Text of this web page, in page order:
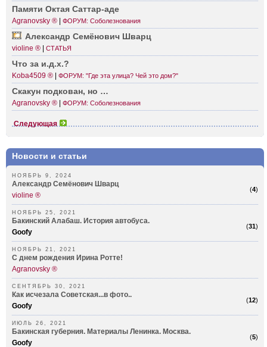
Памяти Октая Сатта­р-аде
Agranovsky ® ФОРУМ: Соболезнования
Александр Семёнович Шварц
violine ® СТАТЬЯ
Что за и.д.х.?
Koba4509 ® ФОРУМ: "Где эта улица? Чей это дом?"
Скакун подкован, но …
Agranovsky ® ФОРУМ: Соболезнования
Следующая
Новости и статьи
НОЯБРЬ 9, 2024
(4)
Александр Семёнович Шварц
violine ®
НОЯБРЬ 25, 2021
(31)
Бакинский Алабаш. История автобуса.
Goofy
НОЯБРЬ 21, 2021
С днем рождения Ирина Ротте!
Agranovsky ®
СЕНТЯБРЬ 30, 2021
(12)
Как исчезала Советская...в фото..
Goofy
ИЮЛЬ 26, 2021
(5)
Бакинская губерния. Материалы Ленинка. Москва.
Goofy